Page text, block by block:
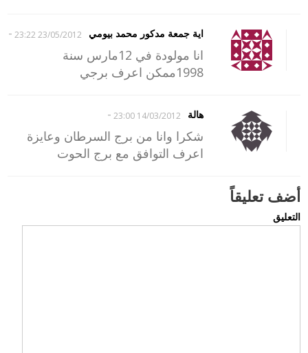
اية جمعة مدكور محمد بيومي 23/05/2012 23:22
-
انا مولودة في 12مارس سنة
1998ممكن اعرف برجي
هالة 14/03/2012 23:00
-
شكرا وانا من برج السرطان وعايزة
اعرف التوافق مع برج الحوت
أضف تعليقاً
التعليق